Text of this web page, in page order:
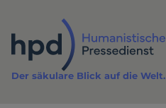
Inhalt
Der säkulare Blick auf die Welt.